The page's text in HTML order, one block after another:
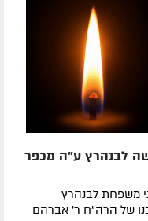
לבנהרץ ע"ה מכפר
משפחת לבנהרץ
של הרה"ח ר' אברהם